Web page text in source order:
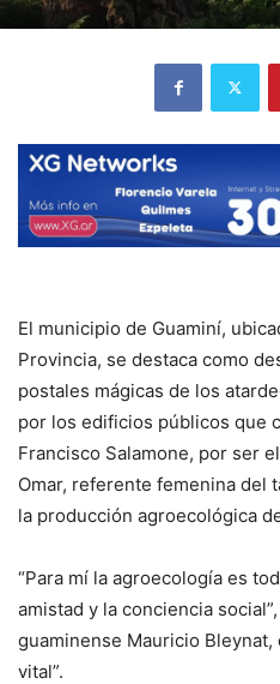
El municipio de Guaminí,
Provincia, se destaca como
postales mágicas de los
por los edificios públicos que
Francisco Salamone, por ser
Omar, referente femenina del
la producción agroecológica
“Para mí la agroecología es
amistad y la conciencia
guaminense Mauricio Bleynat,
vital”.